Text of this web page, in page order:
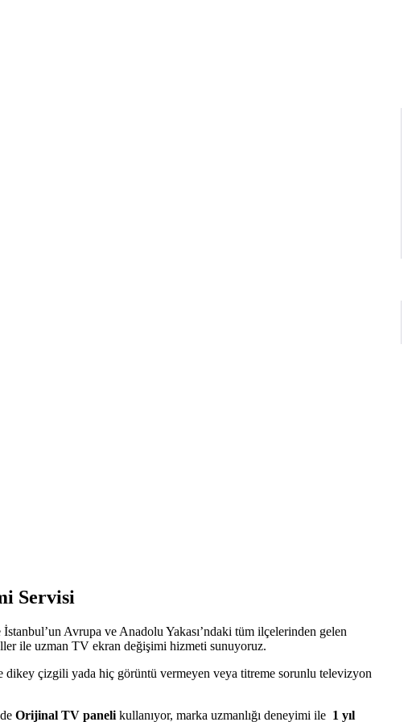
Servisi
İstanbul’un Avrupa ve Anadolu Yakası’ndaki tüm ilçelerinden gelen
ile uzman TV ekran değişimi hizmeti sunuyoruz.
dikey çizgili yada hiç görüntü vermeyen veya titreme sorunlu televizyon
Orijinal TV paneli kullanıyor, marka uzmanlığı deneyimi ile 1 yıl